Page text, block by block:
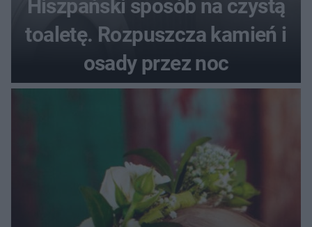
Hiszpański sposób na czystą
toaletę. Rozpuszcza kamień i
osady przez noc